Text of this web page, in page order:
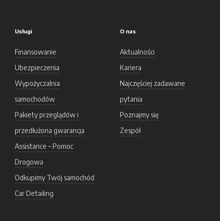
Usługi
Finansowanie
Ubezpieczenia
Wypożyczalnia
samochodów
Pakiety przeglądów i
przedłużona gwarancja
Assistance – Pomoc
Drogowa
Odkupimy Twój samochód
Car Detailing
O nas
Aktualności
Kariera
Najczęściej zadawane
pytania
Poznajmy się
Zespół